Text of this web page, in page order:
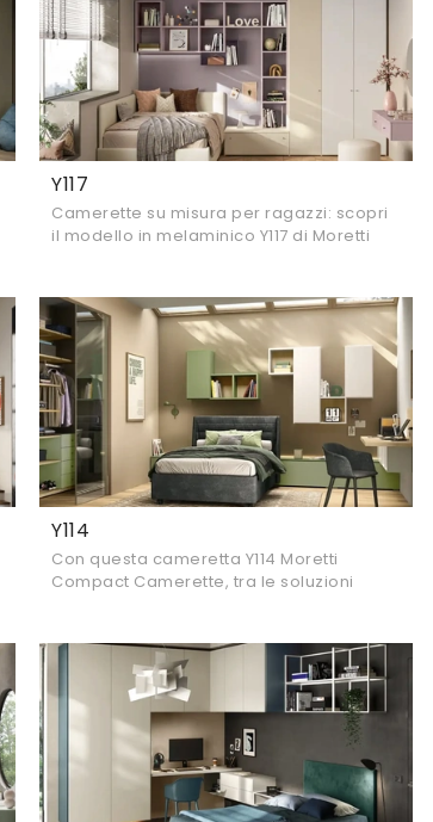
Y117
Camerette su misura per ragazzi: scopri
il modello in melaminico Y117 di Moretti
Y114
Con questa cameretta Y114 Moretti
Compact Camerette, tra le soluzioni